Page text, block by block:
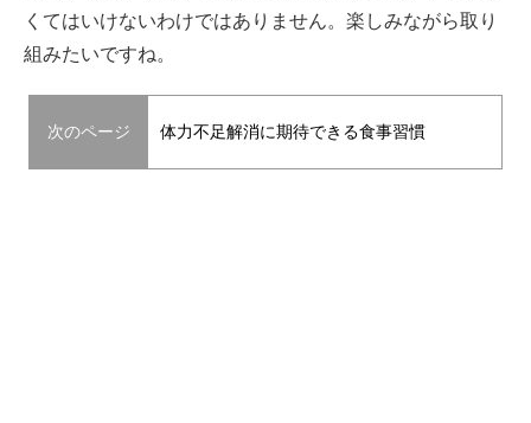
くてはいけないわけではありません。楽しみながら取り
組みたいですね。
次のページ 体力不足解消に期待できる食事習慣